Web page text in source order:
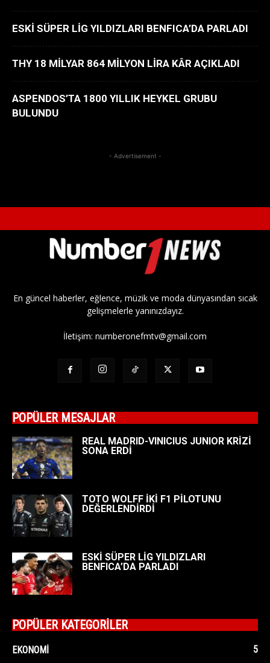
ESKİ SÜPER LİG YILDIZLARI BENFICA’DA PARLADI
THY 18 MİLYAR 864 MİLYON LİRA KÂR AÇIKLADI
ASPENDOS’TA 1800 YILLIK HEYKEL GRUBU
BULUNDU
- Advertisement -
En güncel haberler, eğlence, müzik ve moda dünyasından sıcak
gelişmelerle yanınızdayız.
İletişim: numberonefmtv@gmail.com
POPÜLER MESAJLAR
REAL MADRID-VINICIUS JUNIOR KRİZİ
SONA ERDİ
TOTO WOLFF İKİ F1 PİLOTUNU
DEĞERLENDİRDİ
ESKİ SÜPER LİG YILDIZLARI
BENFICA’DA PARLADI
POPÜLER KATEGORİLER
EKONOMI
5